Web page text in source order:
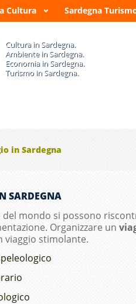
Cultura Sardegna
Cultura in Sardegna.
Ambiente in Sardegna.
Economia in Sardegna.
Turismo in Sardegna.
in Sardegna
SARDEGNA
mondo si possono
Organizzare un
viaggio stimolante.